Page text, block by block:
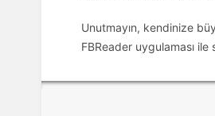
Unutmayın, kendinize
FBReader uygulaması